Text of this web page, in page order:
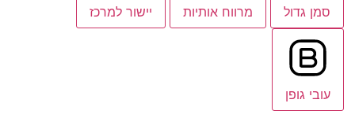
סמן גדול מרווח אותיות יישור למרכז
עובי גופן